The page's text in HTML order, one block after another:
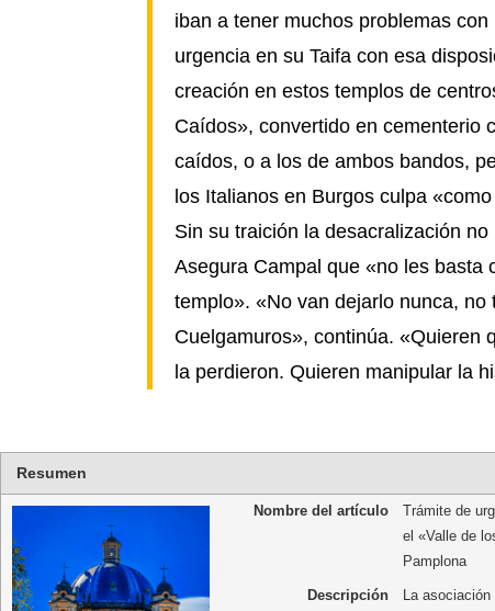
iban a tener muchos problemas
urgencia en su Taifa con esa
creación en estos templos de
Caídos», convertido en cementerio
caídos, o a los de ambos bandos,
los Italianos en Burgos culpa
Sin su traición la desacralización
Asegura Campal que «no les basta
templo». «No van dejarlo nunca,
Cuelgamuros», continúa. «Quieren
la perdieron. Quieren manipular la
Resumen
Nombre del artículo
Trámite de
el «Valle de
Pamplona
Descripción
La